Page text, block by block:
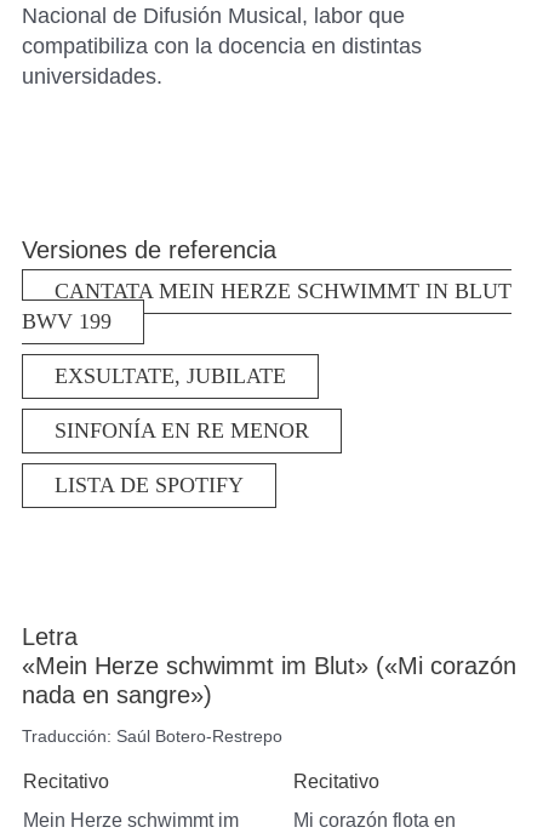
Nacional de Difusión Musical, labor que
compatibiliza con la docencia en distintas
universidades.
Versiones de referencia
CANTATA MEIN HERZE SCHWIMMT IN BLUT
BWV 199
EXSULTATE, JUBILATE
SINFONÍA EN RE MENOR
LISTA DE SPOTIFY
Letra
«Mein Herze schwimmt im Blut» («Mi corazón
nada en sangre»)
Traducción: Saúl Botero-Restrepo
Recitativo
Mein Herze schwimmt im
Recitativo
Mi corazón flota en